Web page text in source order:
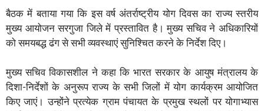
बैठक में बताया गया कि इस वर्ष अंतर्राष्ट्रीय योग दिवस का राज्य स्तरीय
मुख्य आयोजन सरगुजा जिले में प्रस्तावित है। मुख्य सचिव ने अधिकारियों
को समयबद्ध ढंग से सभी व्यवस्थाएं सुनिश्चित करने के निर्देश दिए।
मुख्य सचिव विकासशील ने कहा कि भारत सरकार के आयुष मंत्रालय के
दिशा-निर्देशों के अनुरूप राज्य के सभी जिलों में योग कार्यक्रम आयोजित
किए जाएं। उन्होंने प्रत्येक ग्राम पंचायत के प्रमुख स्थलों पर योगाभ्यास